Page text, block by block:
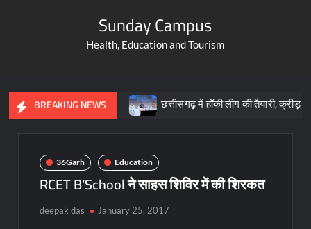
Sunday Campus
Health, Education and Tourism
BREAKING NEWS
आधारशिला : साय छत्तीसगढ़ में हॉकी लीग की तैयारी, क्रीड़ा
36Garh Education
RCET B’School ने साहस शिविर में की शिरकत
deepak das January 25, 2017